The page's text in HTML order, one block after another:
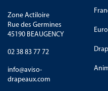
Zone Actiloire
Rue des Germines
45190 BEAUGENCY
02 38 83 77 72
info@aviso-
drapeaux.com